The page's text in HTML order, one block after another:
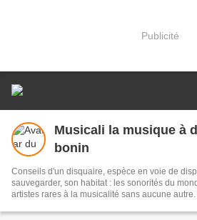
Publicité
Musicali la musique à découvrir daniel
bonin
Conseils d'un disquaire, espèce en voie de
sauvegarder, son habitat : les sonorités du
artistes rares à la musicalité sans aucune
musical vous intéressant. je compose aussi